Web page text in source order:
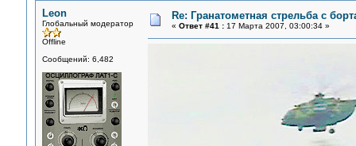
Leon
Глобальный модератор
Offline
Сообщений: 6,482
Re: Гранатометная стрельба с
« Ответ #41 :17 Марта 2007, 03:00:34 »